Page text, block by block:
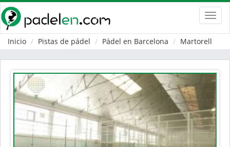
Inicio
Pistas de pádel Pádel en Barcelona Martorell